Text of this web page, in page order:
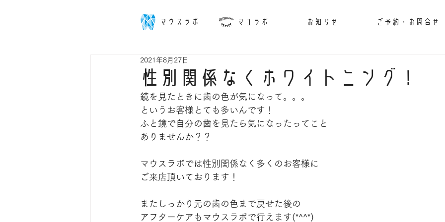
マウスラボ マユラボ お知らせ ご予約・お問合せ
性別関係なくホワイトニング！
2021年8月27日
鏡を見たときに歯の色が気になって。。。
というお客様とても多いんです！
ふと鏡で自分の歯を見たら気になったってこと
ありませんか？？
マウスラボでは性別関係なく多くのお客様に
ご来店頂いております！
またしっかり元の歯の色まで戻せた後の
アフターケアもマウスラボで行えます(*^^*)